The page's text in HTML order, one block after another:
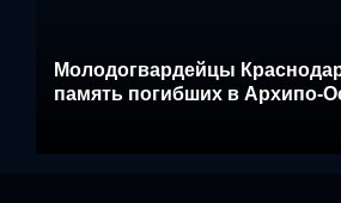
Молодогвардейцы
память погибших в Архипо-